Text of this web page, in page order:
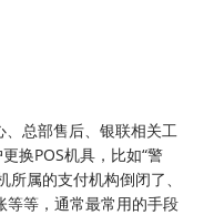
、总部售后、银联相关工
换POS机具，比如“警
所属的支付机构倒闭了、
等等，通常最常用的手段